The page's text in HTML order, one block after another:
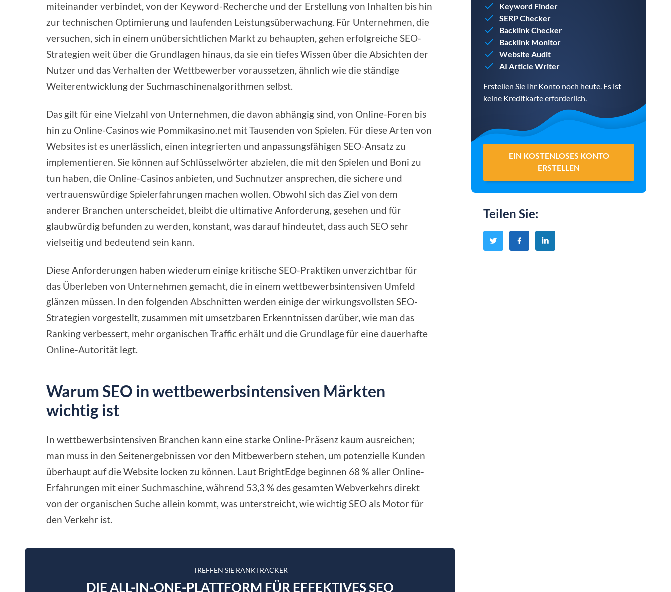
miteinander verbindet, von der Keyword-Recherche und der Erstellung von Inhalten bis hin
zur technischen Optimierung und laufenden Leistungsüberwachung. Für Unternehmen, die
versuchen, sich in einem unübersichtlichen Markt zu behaupten, gehen erfolgreiche SEO-
Strategien weit über die Grundlagen hinaus, da sie ein tiefes Wissen über die Absichten der
Nutzer und das Verhalten der Wettbewerber voraussetzen, ähnlich wie die ständige
Weiterentwicklung der Suchmaschinenalgorithmen selbst.
Das gilt für eine Vielzahl von Unternehmen, die davon abhängig sind, von Online-Foren bis
hin zu Online-Casinos wie Pommikasino.net mit Tausenden von Spielen. Für diese Arten von
Websites ist es unerlässlich, einen integrierten und anpassungsfähigen SEO-Ansatz zu
implementieren. Sie können auf Schlüsselwörter abzielen, die mit den Spielen und Boni zu
tun haben, die Online-Casinos anbieten, und Suchnutzer ansprechen, die sichere und
vertrauenswürdige Spielerfahrungen machen wollen. Obwohl sich das Ziel von dem
anderer Branchen unterscheidet, bleibt die ultimative Anforderung, gesehen und für
glaubwürdig befunden zu werden, konstant, was darauf hindeutet, dass auch SEO sehr
vielseitig und bedeutend sein kann.
Diese Anforderungen haben wiederum einige kritische SEO-Praktiken unverzichtbar für
das Überleben von Unternehmen gemacht, die in einem wettbewerbsintensiven Umfeld
glänzen müssen. In den folgenden Abschnitten werden einige der wirkungsvollsten SEO-
Strategien vorgestellt, zusammen mit umsetzbaren Erkenntnissen darüber, wie man das
Ranking verbessert, mehr organischen Traffic erhält und die Grundlage für eine dauerhafte
Online-Autorität legt.
Warum SEO in wettbewerbsintensiven Märkten
wichtig ist
In wettbewerbsintensiven Branchen kann eine starke Online-Präsenz kaum ausreichen;
man muss in den Seitenergebnissen vor den Mitbewerbern stehen, um potenzielle Kunden
überhaupt auf die Website locken zu können. Laut BrightEdge beginnen 68 % aller Online-
Erfahrungen mit einer Suchmaschine, während 53,3 % des gesamten Webverkehrs direkt
von der organischen Suche allein kommt, was unterstreicht, wie wichtig SEO als Motor für
den Verkehr ist.
TREFFEN SIE RANKTRACKER
DIE ALL-IN-ONE-PLATTFORM FÜR EFFEKTIVES SEO
Keyword Finder
SERP Checker
Backlink Checker
Backlink Monitor
Website Audit
AI Article Writer
Erstellen Sie Ihr Konto noch heute. Es ist
keine Kreditkarte erforderlich.
EIN KOSTENLOSES KONTO
ERSTELLEN
Teilen Sie: